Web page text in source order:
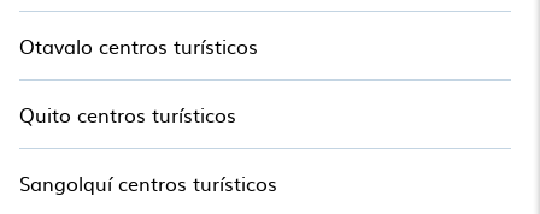
Otavalo centros turísticos
Quito centros turísticos
Sangolquí centros turísticos